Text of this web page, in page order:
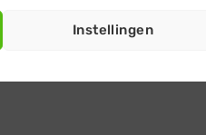
Instellingen